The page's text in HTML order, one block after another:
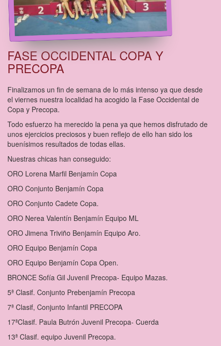
FASE OCCIDENTAL COPA Y
PRECOPA
Finalizamos un fin de semana de lo más intenso ya que desde
el viernes nuestra localidad ha acogido la Fase Occidental de
Copa y Precopa.
Todo esfuerzo ha merecido la pena ya que hemos disfrutado de
unos ejercicios preciosos y buen reflejo de ello han sido los
buenísimos resultados de todas ellas.
Nuestras chicas han conseguido:
ORO Lorena Marfil Benjamín Copa
ORO Conjunto Benjamín Copa
ORO Conjunto Cadete Copa.
ORO Nerea Valentín Benjamín Equipo ML
ORO Jimena Triviño Benjamín Equipo Aro.
ORO Equipo Benjamín Copa
ORO Equipo Benjamín Copa Open.
BRONCE Sofía Gil Juvenil Precopa- Equipo Mazas.
5ª Clasif. Conjunto Prebenjamín Precopa
7ª Clasif, Conjunto Infantil PRECOPA
17ªClasif. Paula Butrón Juvenil Precopa- Cuerda
13ª Clasif. equipo Juvenil Precopa.